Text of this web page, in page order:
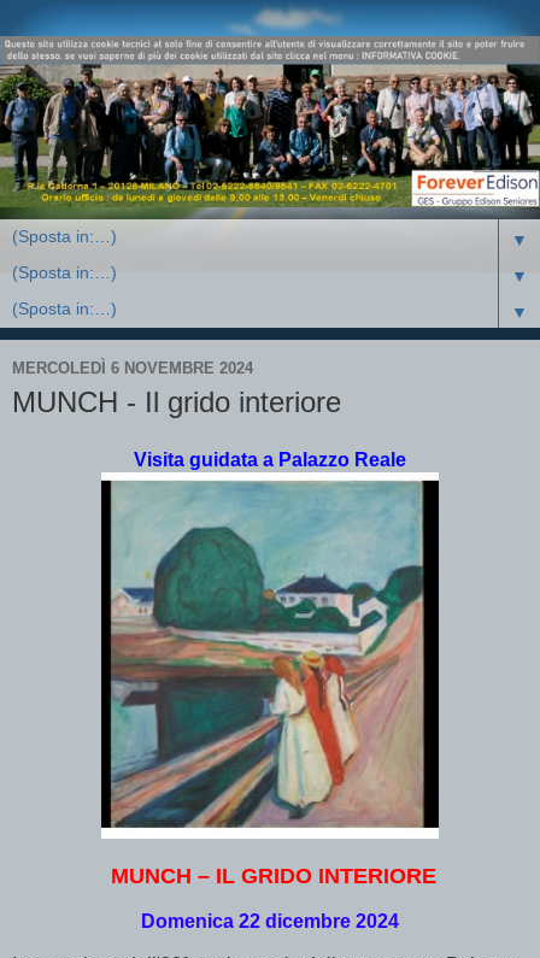
▼
▼
▼
MERCOLEDÌ 6 NOVEMBRE 2024
MUNCH - Il grido interiore
Visita guidata a Palazzo Reale
MUNCH – IL GRIDO INTERIORE
Domenica 22 dicembre 2024